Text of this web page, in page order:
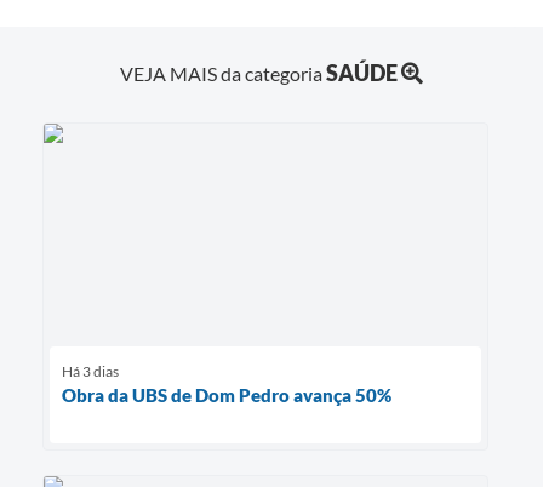
VEJA MAIS da categoriaSAÚDE
Há 3 dias
Obra da UBS de Dom Pedro avança 50%